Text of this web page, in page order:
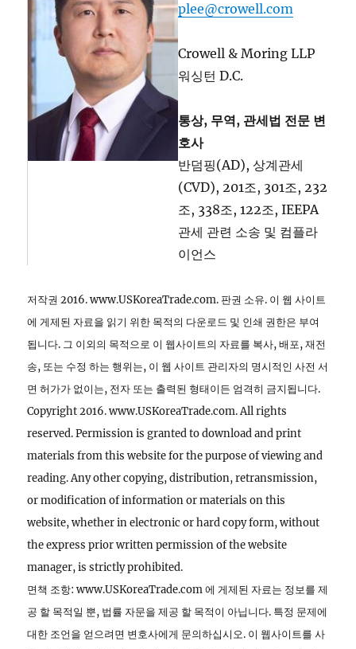
plee@crowell.com
Crowell & Moring LLP
워싱턴 D.C.
통상, 무역, 관세법 전문 변
호사
반덤핑(AD), 상계관세
(CVD), 201조, 301조, 232
조, 338조, 122조, IEEPA
관세 관련 소송 및 컴플라
이언스
저작권 2016. www.USKoreaTrade.com. 판권 소유. 이 웹 사이트
에 게제된 자료을 읽기 위한 목적의 다운로드 및 인쇄 권한은 부여
됩니다. 그 이외의 목적으로 이 웹사이트의 자료를 복사, 배포, 재전
송, 또는 수정 하는 행위는, 이 웹 사이트 관리자의 명시적인 사전 서
면 허가가 없이는, 전자 또는 출력된 형태이든 엄격히 금지됩니다.
Copyright 2016. www.USKoreaTrade.com. All rights
reserved. Permission is granted to download and print
materials from this website for the purpose of viewing and
reading. Any other copying, distribution, retransmission,
or modification of information or materials on this
website, whether in electronic or hard copy form, without
the express prior written permission of the website
manager, is strictly prohibited.
면책 조항: www.USKoreaTrade.com 에 게제된 자료는 정보를 제
공 할 목적일 뿐, 법률 자문을 제공 할 목적이 아닙니다. 특정 문제에
대한 조언을 얻으려면 변호사에게 문의하십시오. 이 웹사이트를 사